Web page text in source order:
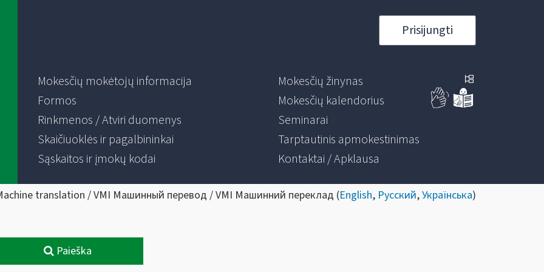
Prisijungti
Mokesčių mokėtojų informacija
Formos
Rinkmenos / Atviri duomenys
Skaičiuoklės ir pagalbininkai
Sąskaitos ir įmokų kodai
Mokesčių žinynas
Mokesčių kalendorius
Seminarai
Tarptautinis apmokestinimas
Kontaktai / Apklausa
translation / VMI Машинный перевод / VMI Машинний переклад (English, Русский,Українська)
Paieška